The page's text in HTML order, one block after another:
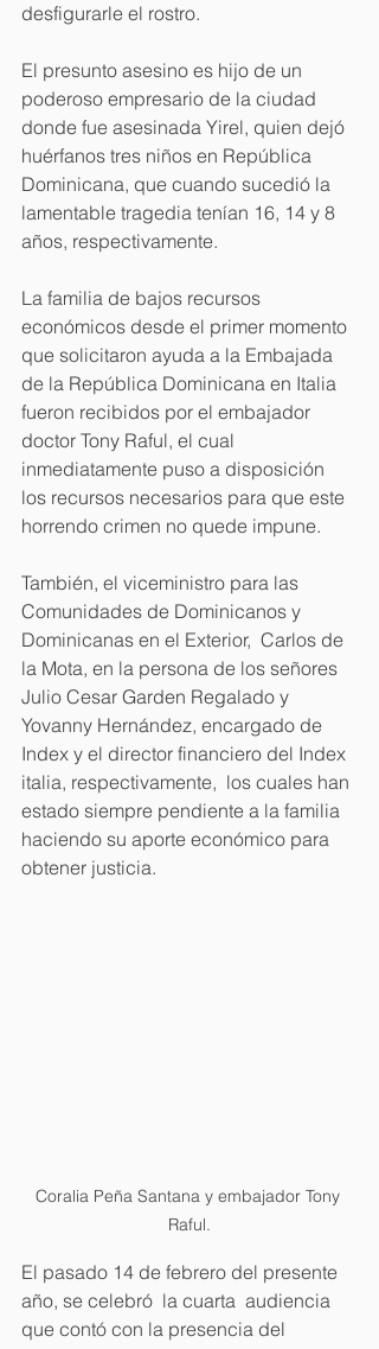
desfigurarle el rostro.
El presunto asesino es hijo de un
poderoso empresario de la ciudad
donde fue asesinada Yirel, quien dejó
huérfanos tres niños en República
Dominicana, que cuando sucedió la
lamentable tragedia tenían 16, 14 y 8
años, respectivamente.
La familia de bajos recursos
económicos desde el primer momento
que solicitaron ayuda a la Embajada
de la República Dominicana en Italia
fueron recibidos por el embajador
doctor Tony Raful, el cual
inmediatamente puso a disposición
los recursos necesarios para que este
horrendo crimen no quede impune.
También, el viceministro para las
Comunidades de Dominicanos y
Dominicanas en el Exterior,  Carlos de
la Mota, en la persona de los señores
Julio Cesar Garden Regalado y
Yovanny Hernández, encargado de
Index y el director financiero del Index
italia, respectivamente,  los cuales han
estado siempre pendiente a la familia
haciendo su aporte económico para
obtener justicia.
Coralia Peña Santana y embajador Tony
Raful.
El pasado 14 de febrero del presente
año, se celebró  la cuarta  audiencia
que contó con la presencia del